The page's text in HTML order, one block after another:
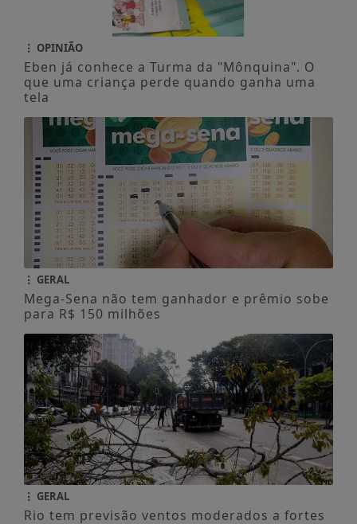
OPINIÃO
Eben já conhece a Turma da "Mônquina". O
que uma criança perde quando ganha uma
tela
GERAL
Mega-Sena não tem ganhador e prêmio sobe
para R$ 150 milhões
GERAL
Rio tem previsão ventos moderados a fortes